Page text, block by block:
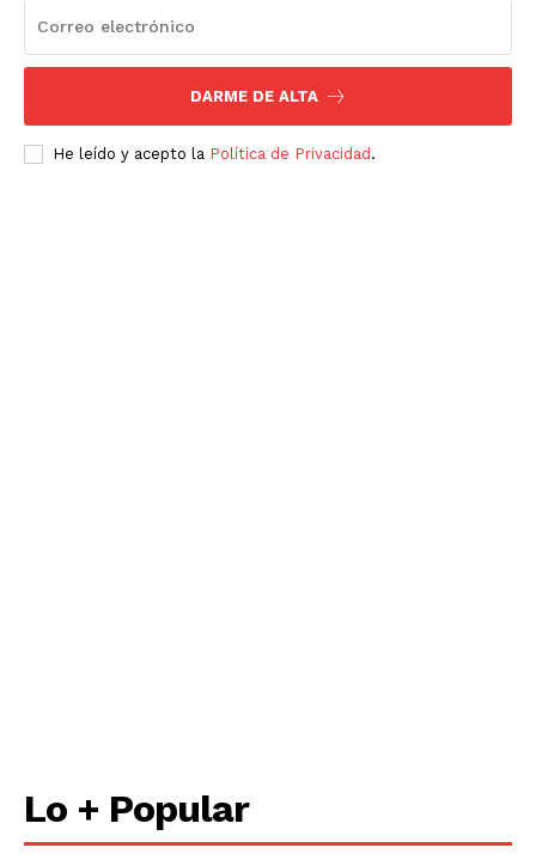
SUSCRÍBETE AHORA
DARME DE ALTA
He leído y acepto la Política de Privacidad .
Lo + Popular